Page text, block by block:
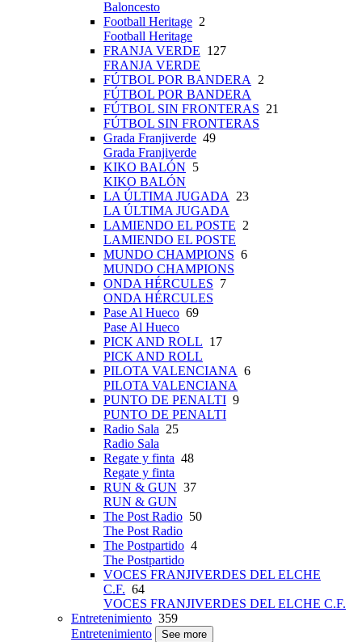
Baloncesto
Football Heritage 2
Football Heritage
FRANJA VERDE 127
FRANJA VERDE
FÚTBOL POR BANDERA 2
FÚTBOL POR BANDERA
FÚTBOL SIN FRONTERAS 21
FÚTBOL SIN FRONTERAS
Grada Franjiverde 49
Grada Franjiverde
KIKO BALÓN 5
KIKO BALÓN
LA ÚLTIMA JUGADA 23
LA ÚLTIMA JUGADA
LAMIENDO EL POSTE 2
LAMIENDO EL POSTE
MUNDO CHAMPIONS 6
MUNDO CHAMPIONS
ONDA HÉRCULES 7
ONDA HÉRCULES
Pase Al Hueco 69
Pase Al Hueco
PICK AND ROLL 17
PICK AND ROLL
PILOTA VALENCIANA 6
PILOTA VALENCIANA
PUNTO DE PENALTI 9
PUNTO DE PENALTI
Radio Sala 25
Radio Sala
Regate y finta 48
Regate y finta
RUN & GUN 37
RUN & GUN
The Post Radio 50
The Post Radio
The Postpartido 4
The Postpartido
VOCES FRANJIVERDES DEL ELCHE
C.F. 64
VOCES FRANJIVERDES DEL ELCHE C.F.
Entretenimiento 359
Entretenimiento
See more